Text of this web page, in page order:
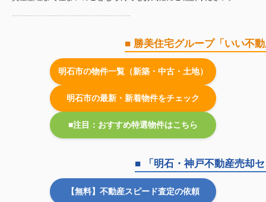
----------------------------------------
■ 勝美住宅グループ「いい不
明石市の物件一覧（新築・中古・土地）
明石市の最新・新着物件をチェック
■注目：おすすめ特選物件はこちら
■ 「明石・神戸不動産売却
【無料】不動産スピード査定の依頼